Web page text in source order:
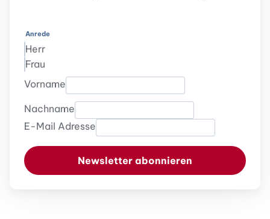
Anrede
Herr
Frau
Vorname
Nachname
E-Mail Adresse
Newsletter abonnieren